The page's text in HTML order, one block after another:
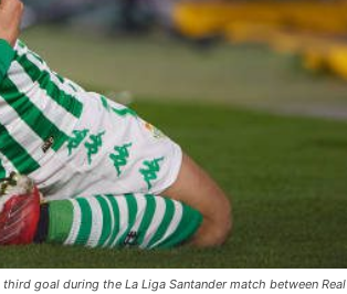
goal during the La Liga Santander match between Real